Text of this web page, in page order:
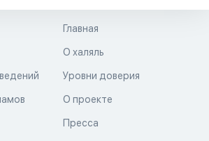
Главная
О халяль
Уровни доверия
О проекте
Пресса